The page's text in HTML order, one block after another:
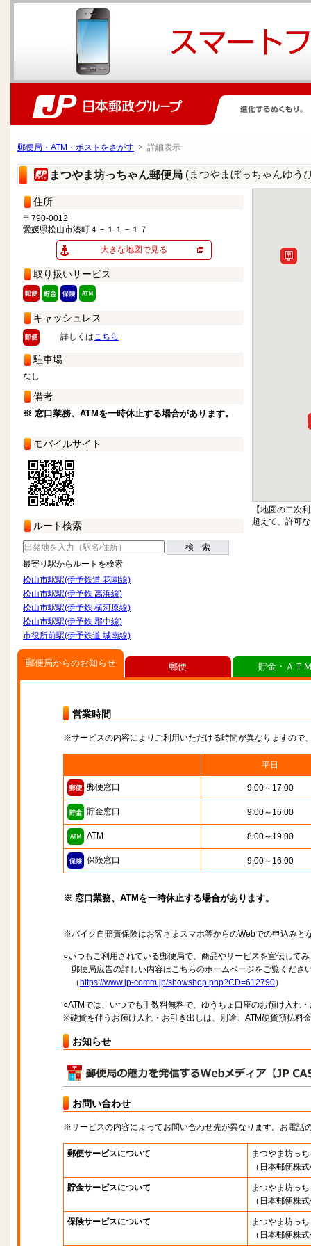
郵便局・ATM・ポストをさがす > 詳細表示
まつやま坊っちゃん郵便局 (まつやまぼっちゃんゆう
住所
〒790-0012
愛媛県松山市湊町４－１１－１７
大きな地図で見る
取り扱いサービス
キャッシュレス
詳しくはこちら
駐車場
なし
備考
※ 窓口業務、ATMを一時休止する場合があります。
モバイルサイト
ルート検索
検 索
最寄り駅からルートを検索
松山市駅駅(伊予鉄道 花園線)
松山市駅駅(伊予鉄 高浜線)
松山市駅駅(伊予鉄 横河原線)
松山市駅駅(伊予鉄 郡中線)
市役所前駅(伊予鉄道 城南線)
【地図の二次
超えて、許可
郵便局からのお知らせ
営業時間
※サービスの内容によりご利用いただける時間が異なりますので
平日
郵便窓口 9:00～17:00
貯金窓口 9:00～16:00
ATM 8:00～19:00
保険窓口 9:00～16:00
※ 窓口業務、ATMを一時休止する場合があります。
※バイク自賠責保険はお客さまスマホ等からのWebでの申込みと
○いつもご利用されている郵便局で、商品やサービスを宣伝して
郵便局広告の詳しい内容はこちらのホームページをご覧くださ
（ https://www.jp-comm.jp/showshop.php?CD=612790）
○ATMでは、いつでも手数料無料で、ゆうちょ口座のお預け入れ
※硬貨を伴うお預け入れ・お引き出しは、別途、ATM硬貨預払料
お知らせ
お問い合わせ
※サービスの内容によってお問い合わせ先が異なります。お電話
郵便サービスについて
まつやま坊っ
（日本郵便株
貯金サービスについて
まつやま坊っ
（日本郵便株
保険サービスについて
まつやま坊っ
（日本郵便株
郵便 貯金・ＡＴ